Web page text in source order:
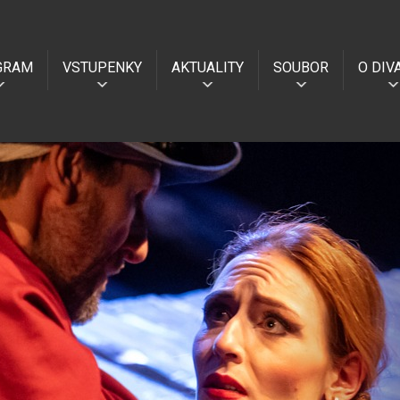
VSTUPENKY AKTUALITY SOUBOR O